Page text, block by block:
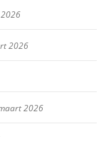
2026
2026